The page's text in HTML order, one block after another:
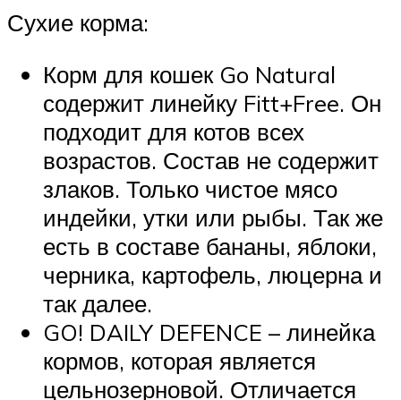
Сухие корма:
Корм для кошек Go Natural
содержит линейку Fitt+Free. Он
подходит для котов всех
возрастов. Состав не содержит
злаков. Только чистое мясо
индейки, утки или рыбы. Так же
есть в составе бананы, яблоки,
черника, картофель, люцерна и
так далее.
GO! DAILY DEFENCE – линейка
кормов, которая является
цельнозерновой. Отличается